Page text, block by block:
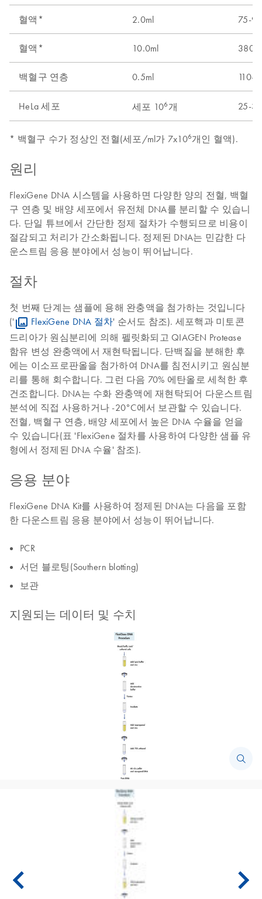
혈액* 2.0ml 75-90
혈액* 10.0ml 380-
백혈구 연층 0.5ml 110-
HeLa 세포 세포 106 개 25-35
* 백혈구 수가 정상인 전혈(세포/ml가 7x106개인 혈액).
원리
FlexiGene DNA 시스템을 사용하면 다양한 양의 전혈, 백혈
구 연층 및 배양 세포에서 유전체 DNA를 분리할 수 있습니
다. 단일 튜브에서 간단한 정제 절차가 수행되므로 비용이
절감되고 처리가 간소화됩니다. 정제된 DNA는 민감한 다
운스트림 응용 분야에서 성능이 뛰어납니다.
절차
첫 번째 단계는 샘플에 용해 완충액을 첨가하는 것입니다
('
FlexiGene DNA 절차' 순서도 참조). 세포핵과 미토콘
드리아가 원심분리에 의해 펠릿화되고 QIAGEN Protease
함유 변성 완충액에서 재현탁됩니다. 단백질을 분해한 후
에는 이소프로판올을 첨가하여 DNA를 침전시키고 원심분
리를 통해 회수합니다. 그런 다음 70% 에탄올로 세척한 후
건조합니다. DNA는 수화 완충액에 재현탁되어 다운스트림
분석에 직접 사용하거나 -20°C에서 보관할 수 있습니다.
전혈, 백혈구 연층, 배양 세포에서 높은 DNA 수율을 얻을
수 있습니다(표 'FlexiGene 절차를 사용하여 다양한 샘플 유
형에서 정제된 DNA 수율' 참조).
응용 분야
FlexiGene DNA Kit를 사용하여 정제된 DNA는 다음을 포함
한 다운스트림 응용 분야에서 성능이 뛰어납니다.
PCR
서던 블로팅(Southern blotting)
보관
지원되는 데이터 및 수치